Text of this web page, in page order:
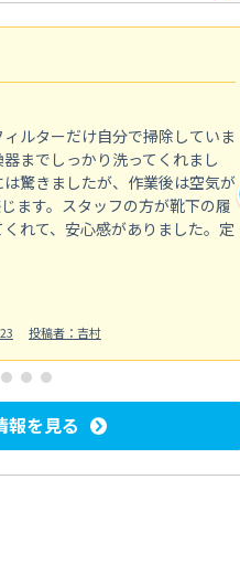
ルターだけ自分で掃除していま
までしっかり洗ってくれまし
驚きましたが、作業後は空気が
ます。スタッフの方が靴下の履
れて、安心感がありました。定
投稿者：吉村
報を見る